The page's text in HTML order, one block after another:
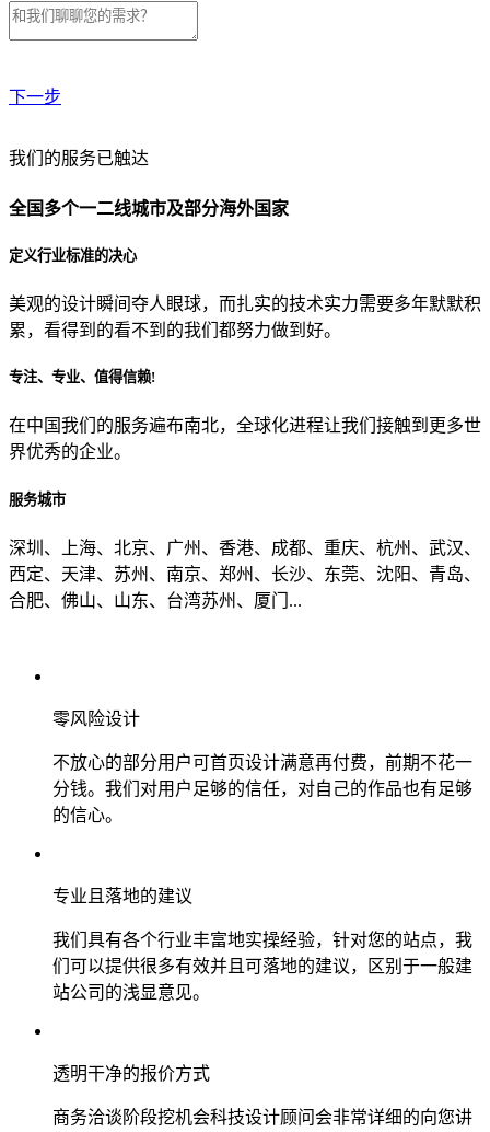
下一步
贵公司预算范围是？
贵公司的团队规模是？
目前主要的营销渠道是？
我们的服务已触达
全国多个一二线城市及部分海外国家
定义行业标准的决心
美观的设计瞬间夺人眼球，而扎实的技术实力需要多年默默积
累，看得到的看不到的我们都努力做到好。
专注、专业、值得信赖!
在中国我们的服务遍布南北，全球化进程让我们接触到更多世
界优秀的企业。
服务城市
深圳、上海、北京、广州、香港、成都、重庆、杭州、武汉、
西定、天津、苏州、南京、郑州、长沙、东莞、沈阳、青岛、
合肥、佛山、山东、台湾苏州、厦门...
零风险设计
不放心的部分用户可首页设计满意再付费，前期不花一
分钱。我们对用户足够的信任，对自己的作品也有足够
的信心。
专业且落地的建议
我们具有各个行业丰富地实操经验，针对您的站点，我
们可以提供很多有效并且可落地的建议，区别于一般建
站公司的浅显意见。
透明干净的报价方式
商务洽谈阶段挖机会科技设计顾问会非常详细的向您讲